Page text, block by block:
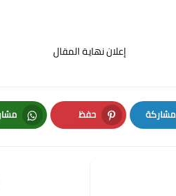
إعلان نهاية المقال
مشاركة
LinkedIn
حفظ
Pinterest